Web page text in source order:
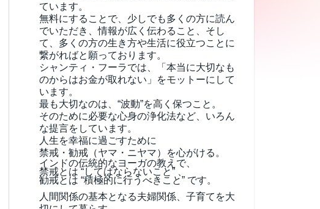
ています。
無料にすることで、少しでも多くの方に読ん
でいただき、情報が広く伝わること、そし
て、 多くの方の生き方や生活に役立つことに
繋がればと願っております。
シャンティ・フーラでは、「本当に大切なも
のからはお金が取れない」をモットーにして
います。
最も大切なのは、“波動”を高く保つこと。
そのために必要な心身の浄化法など、いろん
な提言をしています。
人生を幸福に過ごすために
禁戒・勧戒（ヤマ・ニヤマ）を心がける。
インドの伝統的なヨーガの教えで、
禁戒とは “してはならないこと” 、
勧戒とは “積極的に行うべきこと” です。
人間関係の基本となる夫婦関係、子育てを大